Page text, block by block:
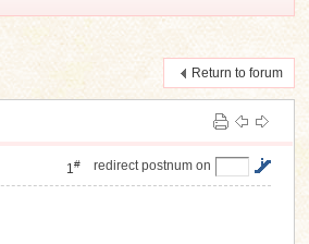
Return to forum
redirect postnum on
1#